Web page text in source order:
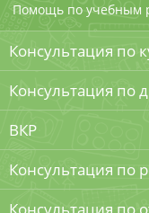
Помощь по учебным
Консультация по
Консультация по
ВКР
Консультация по